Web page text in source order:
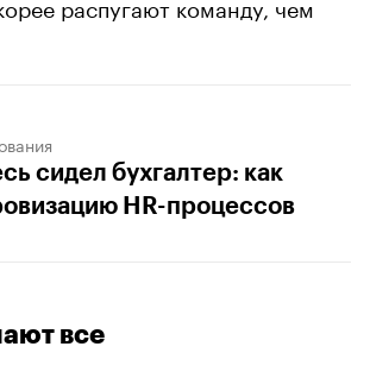
сидел бухгалтер: как
HR-процессов
все